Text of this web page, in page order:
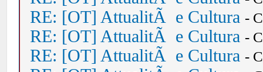
RE: [OT] AttualitÃ e Cultura -
RE: [OT] AttualitÃ e Cultura -
RE: [OT] AttualitÃ e Cultura -